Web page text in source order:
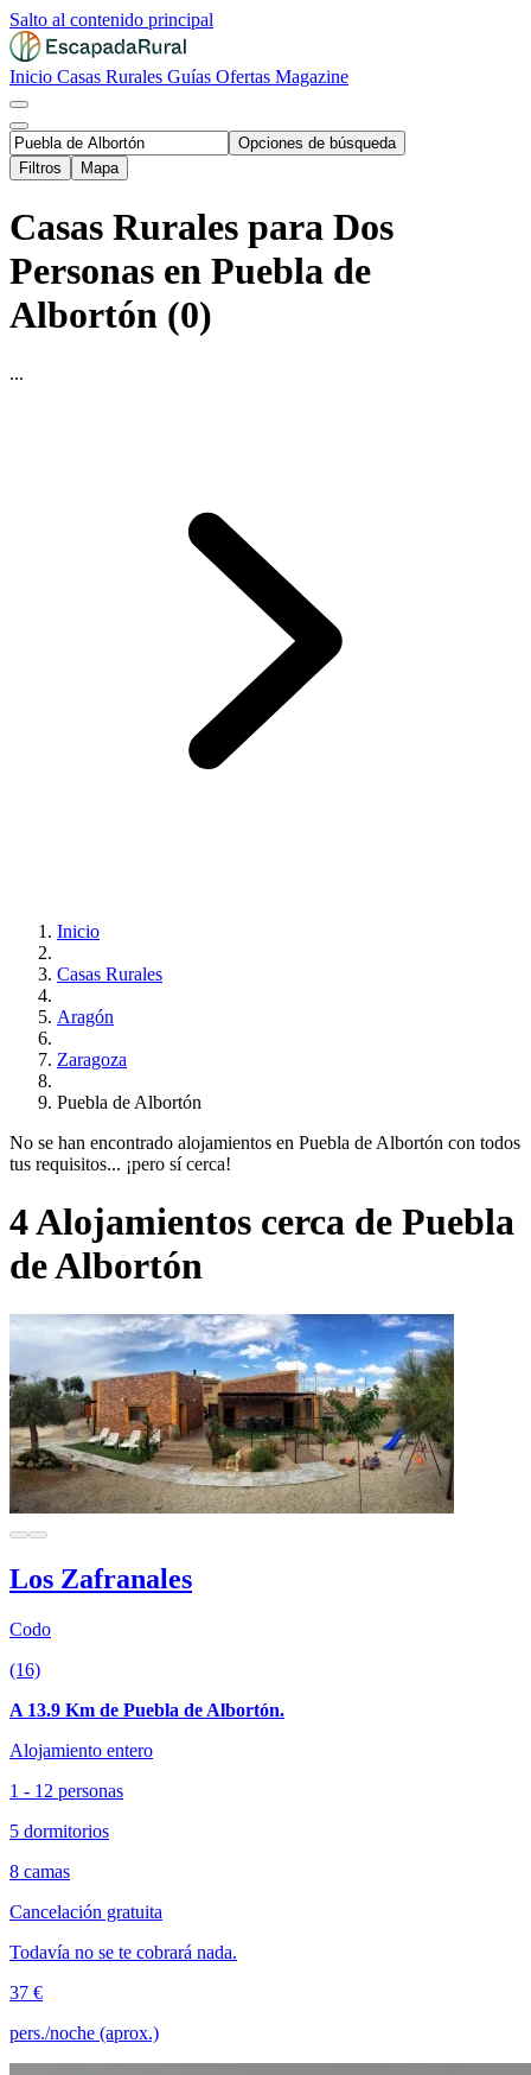
Salto al contenido principal
Inicio Casas Rurales Guías Ofertas Magazine
Opciones de búsqueda
Filtros
Mapa
Casas Rurales para Dos
Personas en Puebla de
Albortón (0)
...
Inicio
Casas Rurales
Aragón
Zaragoza
Puebla de Albortón
No se han encontrado alojamientos en Puebla de Albortón con todos
tus requisitos... ¡pero sí cerca!
4 Alojamientos cerca de Puebla
de Albortón
Los Zafranales
Codo
(16)
A 13.9 Km de Puebla de Albortón.
Alojamiento entero
1 - 12 personas
5 dormitorios
8 camas
Cancelación gratuita
Todavía no se te cobrará nada.
37 €
pers./noche (aprox.)